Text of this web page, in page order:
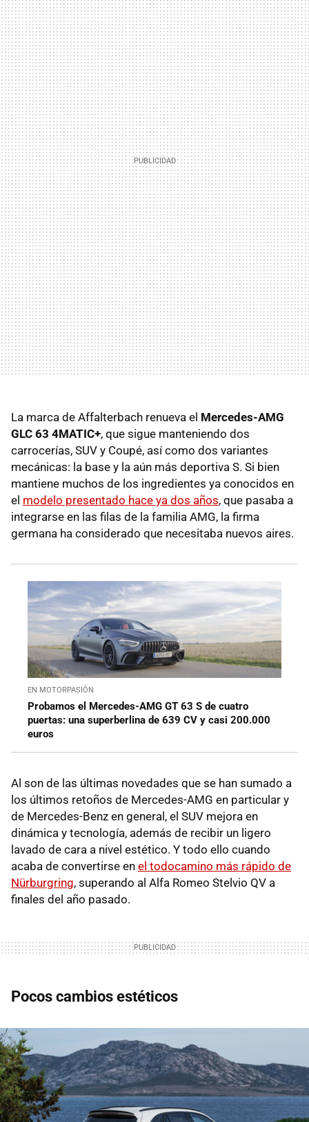
La marca de Affalterbach renueva el Mercedes-AMG
GLC 63 4MATIC+, que sigue manteniendo dos
carrocerías, SUV y Coupé, así como dos variantes
mecánicas: la base y la aún más deportiva S. Si bien
mantiene muchos de los ingredientes ya conocidos en
el modelo presentado hace ya dos años, que pasaba a
integrarse en las filas de la familia AMG, la firma
germana ha considerado que necesitaba nuevos aires.
EN MOTORPASIÓN
Probamos el Mercedes-AMG GT 63 S de cuatro
puertas: una superberlina de 639 CV y casi 200.000
euros
Al son de las últimas novedades que se han sumado a
los últimos retoños de Mercedes-AMG en particular y
de Mercedes-Benz en general, el SUV mejora en
dinámica y tecnología, además de recibir un ligero
lavado de cara a nivel estético. Y todo ello cuando
acaba de convertirse en el todocamino más rápido de
Nürburgring, superando al Alfa Romeo Stelvio QV a
finales del año pasado.
Pocos cambios estéticos